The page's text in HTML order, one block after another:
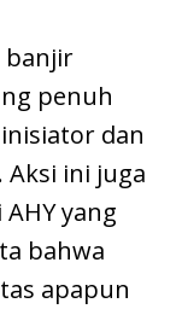
banjir
penuh
dan
Aksi ini juga
yang
bahwa
apapun